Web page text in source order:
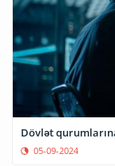
Dövlət
05-09-2024